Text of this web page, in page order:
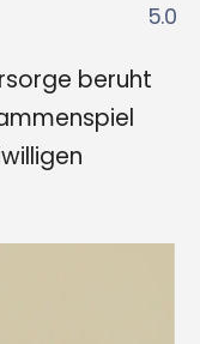
5.0
beruht